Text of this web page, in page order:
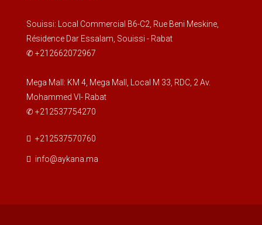
Souissi: Local Commercial B6-C2, Rue Beni Meskine,
Résidence Dar Essalam, Souissi - Rabat
✆ +212662072967
Mega Mall: KM 4, Mega Mall, Local M 33, RDC, 2 Av.
Mohammed VI- Rabat
✆ +212537754270
+212537570760
info@aykana.ma